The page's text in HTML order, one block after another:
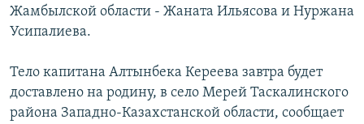
Жамбылской области - Жаната Ильясова и Нуржана
Усипалиева.
Тело капитана Алтынбека Кереева завтра будет
доставлено на родину, в село Мерей Таскалинского
района Западно-Казахстанской области, сообщает